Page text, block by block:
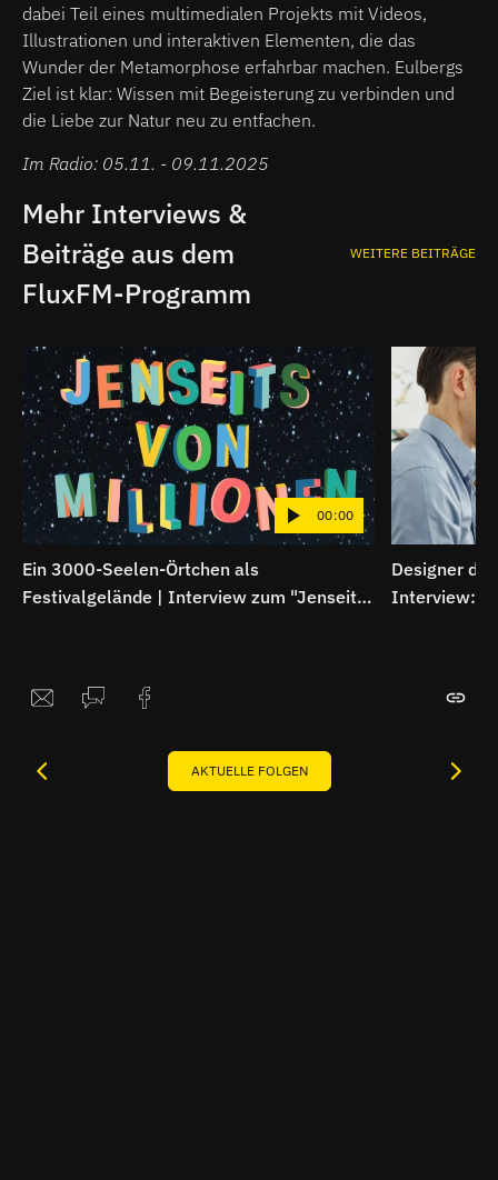
dabei Teil eines multimedialen Projekts mit Videos,
Illustrationen und interaktiven Elementen, die das
Wunder der Metamorphose erfahrbar machen. Eulbergs
Ziel ist klar: Wissen mit Begeisterung zu verbinden und
die Liebe zur Natur neu zu entfachen.
Im Radio: 05.11. - 09.11.2025
Mehr Interviews &
Beiträge aus dem
FluxFM-Programm
WEITERE BEITRÄGE
00:00
Ein 3000-Seelen-Örtchen als
Festivalgelände | Interview zum "Jenseits
Designer
Interview:
AKTUELLE FOLGEN